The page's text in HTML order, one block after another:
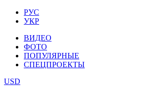
РУС
УКР
ВИДЕО
ФОТО
ПОПУЛЯРНЫЕ
СПЕЦПРОЕКТЫ
USD